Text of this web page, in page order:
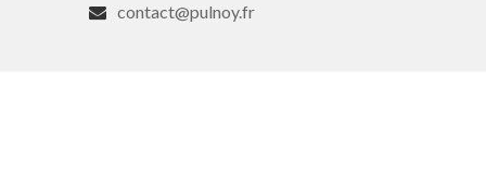
contact@pulnoy.fr